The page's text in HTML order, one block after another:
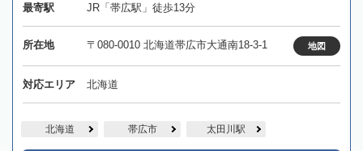
最寄駅 JR「帯広駅」徒歩13分
所在地 〒080-0010 北海道帯広市大通南18-3-1 地図
対応エリア 北海道
北海道 帯広市 太田川駅